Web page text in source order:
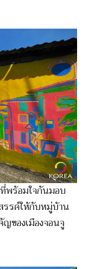
พร้อมใจกันมอบ
รรค์ให้กับหมู่บ้าน
ของเมืองจอนจู